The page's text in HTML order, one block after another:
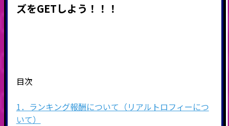
ズをGETしよう！！！
目次
1．ランキング報酬について（リアルトロフィーにつ
いて）